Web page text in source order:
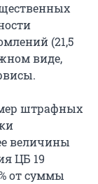
(21,5
виде,
штрафных
величины
ЦБ 19
от суммы